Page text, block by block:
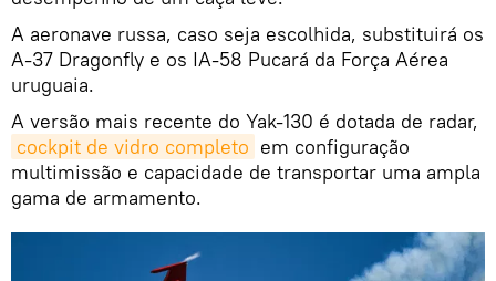
A aeronave russa, caso seja escolhida, substituirá os
A-37 Dragonfly e os IA-58 Pucará da Força Aérea
uruguaia.
A versão mais recente do Yak-130 é dotada de radar,
cockpit de vidro completo em configuração
multimissão e capacidade de transportar uma ampla
gama de armamento.